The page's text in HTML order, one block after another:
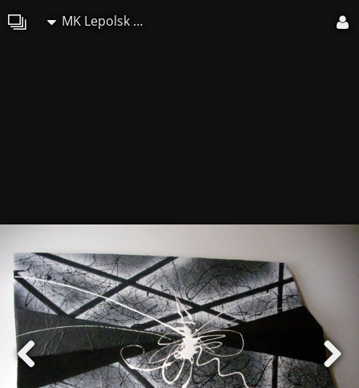
MK Lepolsk Matuszewski